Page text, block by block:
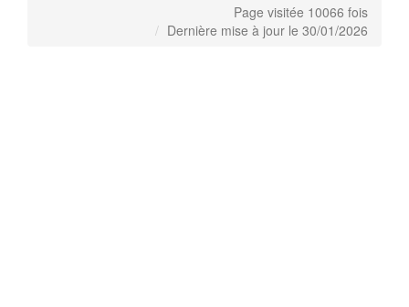
Page visitée 10066 fois
Dernière mise à jour le 30/01/2026